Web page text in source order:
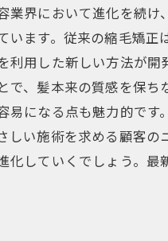
業界において進化を続
います。従来の縮毛矯
利用した新しい方法が
で、髪本来の質感を保
易になる点も魅力的で
しい施術を求める顧客
化していくでしょう。